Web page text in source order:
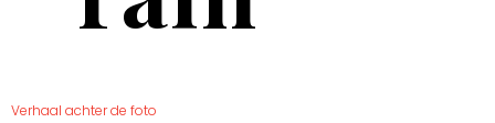
Verhaal achter de foto